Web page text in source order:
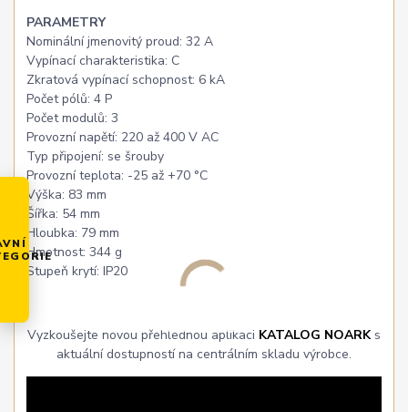
PARAMETRY
Nominální jmenovitý proud: 32 A
Vypínací charakteristika: C
Zkratová vypínací schopnost: 6 kA
Počet pólů: 4 P
Počet modulů: 3
Provozní napětí: 220 až 400 V AC
Typ připojení: se šrouby
Provozní teplota: -25 až +70 °C
Výška: 83 mm
Šířka: 54 mm
Hloubka: 79 mm
Hmotnost: 344 g
Stupeň krytí: IP20
Vyzkoušejte novou přehlednou aplikaci KATALOG NOARKs
aktuální dostupností na centrálním skladu výrobce.